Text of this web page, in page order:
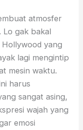
atmosfer
Lo gak bakal
yang
lagi mengintip
mesin waktu.
harus
sangat asing,
wajah yang
emosi